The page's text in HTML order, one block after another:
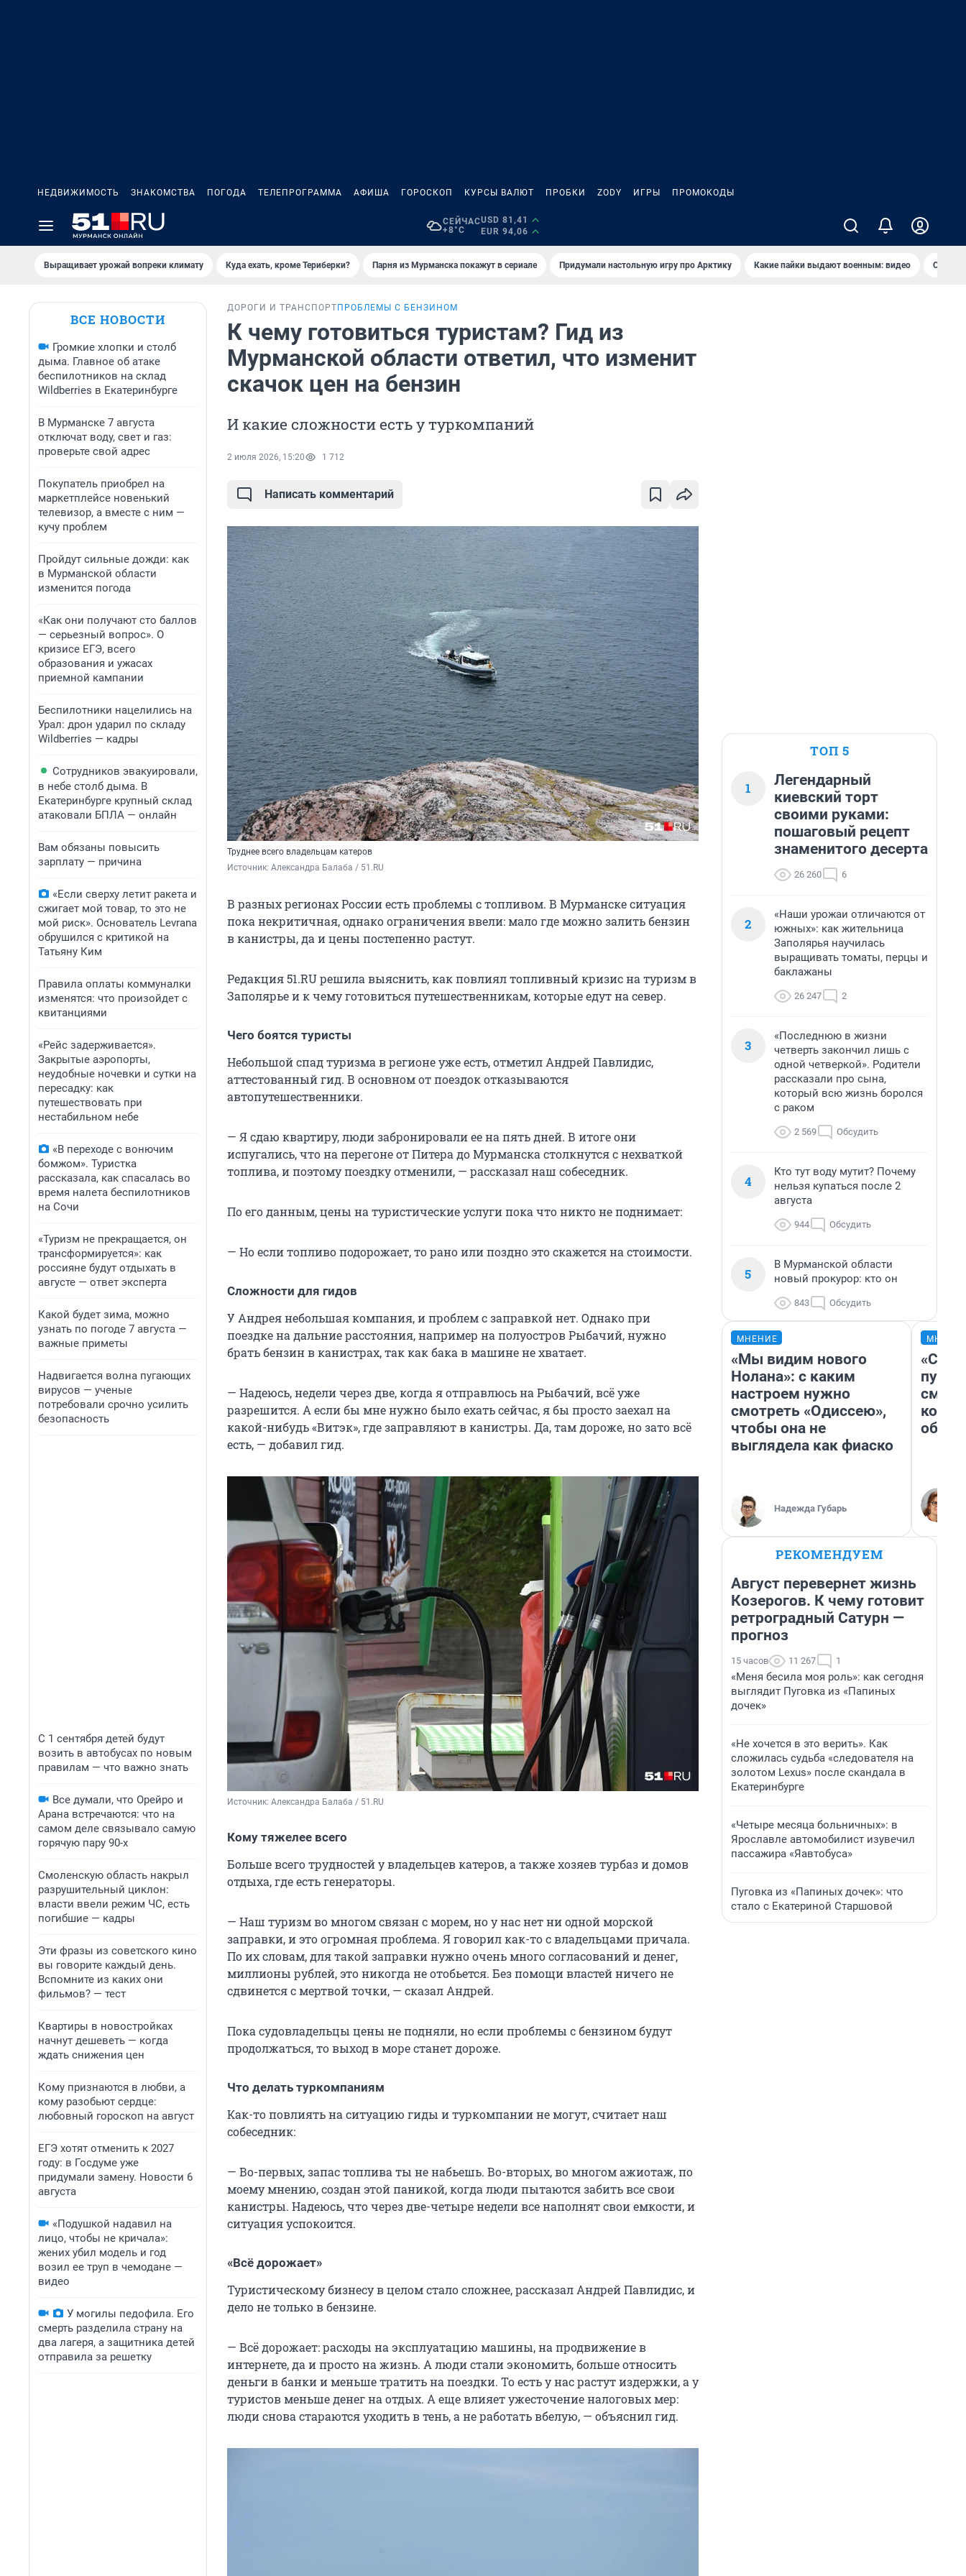
НЕДВИЖИМОСТЬ ЗНАКОМСТВА ПОГОДА ТЕЛЕПРОГРАММА АФИША ГОРОСКОП КУРСЫ ВАЛЮТ ПРОБКИ ZODY ИГРЫ ПРОМОКОДЫ
СЕЙЧАС
+8°C
USD 81,41
EUR 94,06
Выращивает урожай вопреки климату Куда ехать, кроме Териберки? Парня из Мурманска покажут в сериале Придумали настольную игру про Арктику Какие пайки выдают военным: видео Самая
ВСЕ НОВОСТИ
Громкие хлопки и столб
дыма. Главное об атаке
беспилотников на склад
Wildberries в Екатеринбурге
В Мурманске 7 августа
отключат воду, свет и газ:
проверьте свой адрес
Покупатель приобрел на
маркетплейсе новенький
телевизор, а вместе с ним —
кучу проблем
Пройдут сильные дожди: как
в Мурманской области
изменится погода
«Как они получают сто баллов
— серьезный вопрос». О
кризисе ЕГЭ, всего
образования и ужасах
приемной кампании
Беспилотники нацелились на
Урал: дрон ударил по складу
Wildberries — кадры
Сотрудников эвакуировали,
в небе столб дыма. В
Екатеринбурге крупный склад
атаковали БПЛА — онлайн
Вам обязаны повысить
зарплату — причина
«Если сверху летит ракета и
сжигает мой товар, то это не
мой риск». Основатель Levrana
обрушился с критикой на
Татьяну Ким
Правила оплаты коммуналки
изменятся: что произойдет с
квитанциями
«Рейс задерживается».
Закрытые аэропорты,
неудобные ночевки и сутки на
пересадку: как
путешествовать при
нестабильном небе
«В переходе с вонючим
бомжом». Туристка
рассказала, как спасалась во
время налета беспилотников
на Сочи
«Туризм не прекращается, он
трансформируется»: как
россияне будут отдыхать в
августе — ответ эксперта
Какой будет зима, можно
узнать по погоде 7 августа —
важные приметы
Надвигается волна пугающих
вирусов — ученые
потребовали срочно усилить
безопасность
С 1 сентября детей будут
возить в автобусах по новым
правилам — что важно знать
Все думали, что Орейро и
Арана встречаются: что на
самом деле связывало самую
горячую пару 90-х
Смоленскую область накрыл
разрушительный циклон:
власти ввели режим ЧС, есть
погибшие — кадры
Эти фразы из советского кино
вы говорите каждый день.
Вспомните из каких они
фильмов? — тест
Квартиры в новостройках
начнут дешеветь — когда
ждать снижения цен
Кому признаются в любви, а
кому разобьют сердце:
любовный гороскоп на август
ЕГЭ хотят отменить к 2027
году: в Госдуме уже
придумали замену. Новости 6
августа
«Подушкой надавил на
лицо, чтобы не кричала»:
жених убил модель и год
возил ее труп в чемодане —
видео
У могилы педофила. Его
смерть разделила страну на
два лагеря, а защитника детей
отправила за решетку
ДОРОГИ И ТРАНСПОРТ ПРОБЛЕМЫ С БЕНЗИНОМ
К чему готовиться туристам? Гид из
Мурманской области ответил, что изменит
скачок цен на бензин
И какие сложности есть у туркомпаний
2 июля 2026, 15:20 1 712
Написать комментарий
Труднее всего владельцам катеров
Источник: Александра Балаба / 51.RU
В разных регионах России есть проблемы с топливом. В Мурманске ситуация
пока некритичная, однако ограничения ввели: мало где можно залить бензин
в канистры, да и цены постепенно растут.
Редакция 51.RU решила выяснить, как повлиял топливный кризис на туризм в
Заполярье и к чему готовиться путешественникам, которые едут на север.
Чего боятся туристы
Небольшой спад туризма в регионе уже есть, отметил Андрей Павлидис,
аттестованный гид. В основном от поездок отказываются
автопутешественники.
— Я сдаю квартиру, люди забронировали ее на пять дней. В итоге они
испугались, что на перегоне от Питера до Мурманска столкнутся с нехваткой
топлива, и поэтому поездку отменили, — рассказал наш собеседник.
По его данным, цены на туристические услуги пока что никто не поднимает:
— Но если топливо подорожает, то рано или поздно это скажется на стоимости.
Сложности для гидов
У Андрея небольшая компания, и проблем с заправкой нет. Однако при
поездке на дальние расстояния, например на полуостров Рыбачий, нужно
брать бензин в канистрах, так как бака в машине не хватает.
— Надеюсь, недели через две, когда я отправлюсь на Рыбачий, всё уже
разрешится. А если бы мне нужно было ехать сейчас, я бы просто заехал на
какой-нибудь «Витэк», где заправляют в канистры. Да, там дороже, но зато всё
есть, — добавил гид.
Источник: Александра Балаба / 51.RU
Кому тяжелее всего
Больше всего трудностей у владельцев катеров, а также хозяев турбаз и домов
отдыха, где есть генераторы.
— Наш туризм во многом связан с морем, но у нас нет ни одной морской
заправки, и это огромная проблема. Я говорил как-то с владельцами причала.
По их словам, для такой заправки нужно очень много согласований и денег,
миллионы рублей, это никогда не отобьется. Без помощи властей ничего не
сдвинется с мертвой точки, — сказал Андрей.
Пока судовладельцы цены не подняли, но если проблемы с бензином будут
продолжаться, то выход в море станет дороже.
Что делать туркомпаниям
Как-то повлиять на ситуацию гиды и туркомпании не могут, считает наш
собеседник:
— Во-первых, запас топлива ты не набьешь. Во-вторых, во многом ажиотаж, по
моему мнению, создан этой паникой, когда люди пытаются забить все свои
канистры. Надеюсь, что через две-четыре недели все наполнят свои емкости, и
ситуация успокоится.
«Всё дорожает»
Туристическому бизнесу в целом стало сложнее, рассказал Андрей Павлидис, и
дело не только в бензине.
— Всё дорожает: расходы на эксплуатацию машины, на продвижение в
интернете, да и просто на жизнь. А люди стали экономить, больше относить
деньги в банки и меньше тратить на поездки. То есть у нас растут издержки, а у
туристов меньше денег на отдых. А еще влияет ужесточение налоговых мер:
люди снова стараются уходить в тень, а не работать вбелую, — объяснил гид.
ТОП 5
1
Легендарный
киевский торт
своими руками:
пошаговый рецепт
знаменитого десерта
26 260 6
2
«Наши урожаи отличаются от
южных»: как жительница
Заполярья научилась
выращивать томаты, перцы и
баклажаны
26 247 2
3
«Последнюю в жизни
четверть закончил лишь с
одной четверкой». Родители
рассказали про сына,
который всю жизнь боролся
с раком
2 569 Обсудить
4
Кто тут воду мутит? Почему
нельзя купаться после 2
августа
944 Обсудить
5
В Мурманской области
новый прокурор: кто он
843 Обсудить
МНЕНИЕ
«Мы видим нового
Нолана»: с каким
настроем нужно
смотреть «Одиссею»,
чтобы она не
выглядела как фиаско
Надежда Губарь
РЕКОМЕНДУЕМ
Август перевернет жизнь
Козерогов. К чему готовит
ретроградный Сатурн —
прогноз
15 часов 11 267 1
«Меня бесила моя роль»: как сегодня
выглядит Пуговка из «Папиных
дочек»
«Не хочется в это верить». Как
сложилась судьба «следователя на
золотом Lexus» после скандала в
Екатеринбурге
«Четыре месяца больничных»: в
Ярославле автомобилист изувечил
пассажира «Яавтобуса»
Пуговка из «Папиных дочек»: что
стало с Екатериной Старшовой